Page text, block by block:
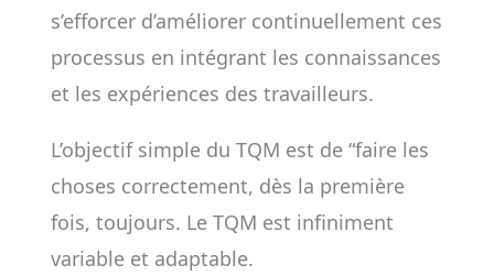
s’efforcer d’améliorer continuellement ces
processus en intégrant les connaissances
et les expériences des travailleurs.
L’objectif simple du TQM est de “faire les
choses correctement, dès la première
fois, toujours. Le TQM est infiniment
variable et adaptable.